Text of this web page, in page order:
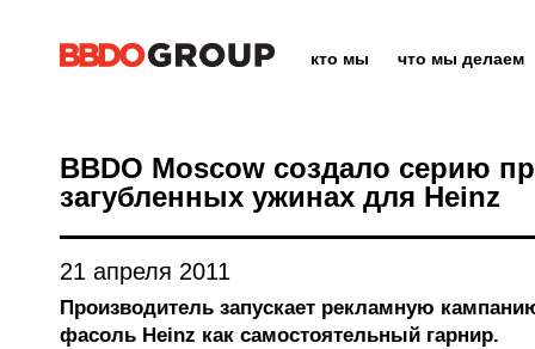
кто мы что мы делаем
BBDO Moscow создало серию
загубленных ужинах для Heinz
21 апреля 2011
Производитель запускает рекламную
фасоль Heinz как самостоятельный гарнир.